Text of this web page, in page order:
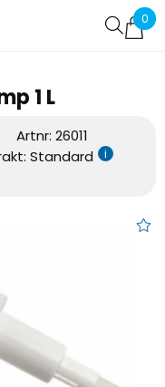
0
Favoriter (0)
1 L
Artnr: 26011
Standard i